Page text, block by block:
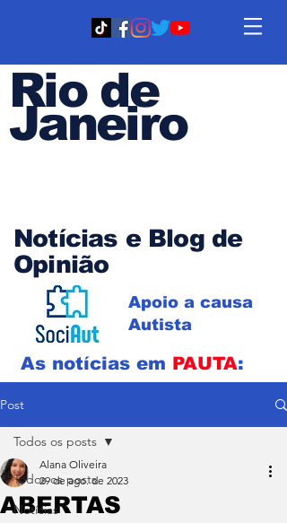
Rio de
Janeiro
Notícias e Blog de
Opinião
Apoio a causa
Autista
As notícias em PAUTA:
Post
Todos os posts
Notícias
Todos os posts
ABERTAS
Alana Oliveira
29 de ago. de 2023